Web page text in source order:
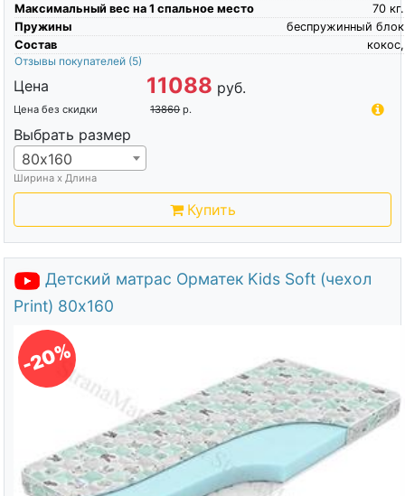
Максимальный вес на 1 спальное место
кг.
70
Пружины
беспружинный блок
Состав
кокос,
Отзывы покупателей (5)
Цена 11088 руб.
Цена без скидки 13860 р.
Выбрать размер
80х160
Ширина х Длина
Купить
Детский матрас Орматек Kids Soft (чехол
Print) 80х160
-20%